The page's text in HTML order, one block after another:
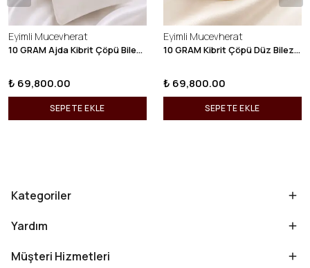
Eyimli Mucevherat
10 GRAM Ajda Kibrit Çöpü Bilezik 22 Ayar 22BLZ003
₺ 69,800.00
SEPETE EKLE
Eyimli Mucevherat
10 GRAM Kibrit Çöpü Düz Bilezik 22 Ayar 22BLZ001
₺ 69,800.00
SEPETE EKLE
Kategoriler
Yardım
Müşteri Hizmetleri